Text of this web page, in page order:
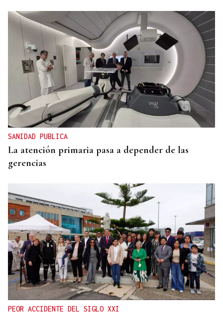
SANIDAD PUBLICA
La atención primaria pasa a depender de las
gerencias
PEOR ACCIDENTE DEL SIGLO XXI